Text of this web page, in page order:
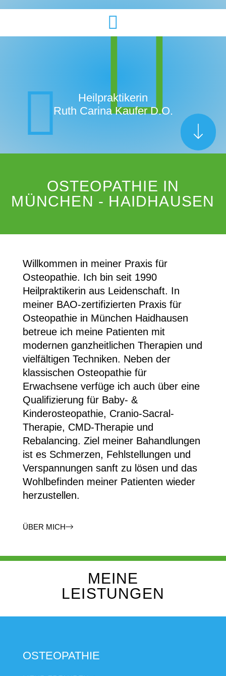
Heilpraktikerin
Ruth Carina Kaufer D.O.
OSTEOPATHIE IN
MÜNCHEN - HAIDHAUSEN
Willkommen in meiner Praxis für
Osteopathie. Ich bin seit 1990
Heilpraktikerin aus Leidenschaft. In
meiner BAO-zertifizierten Praxis für
Osteopathie in München Haidhausen
betreue ich meine Patienten mit
modernen ganzheitlichen Therapien und
vielfältigen Techniken. Neben der
klassischen Osteopathie für
Erwachsene verfüge ich auch über eine
Qualifizierung für Baby- &
Kinderosteopathie, Cranio-Sacral-
Therapie, CMD-Therapie und
Rebalancing. Ziel meiner Bahandlungen
ist es Schmerzen, Fehlstellungen und
Verspannungen sanft zu lösen und das
Wohlbefinden meiner Patienten wieder
herzustellen.
ÜBER MICH
MEINE
LEISTUNGEN
OSTEOPATHIE